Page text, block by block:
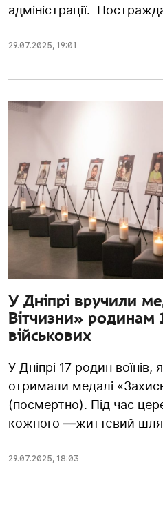
адміністрації.
29.07.2025, 19:01
У Дніпрі вручили
Вітчизни» родинам
військових
У Дніпрі 17 родин воїнів,
отримали медалі
(посмертно). Під час
кожного —життєвий
29.07.2025, 18:03